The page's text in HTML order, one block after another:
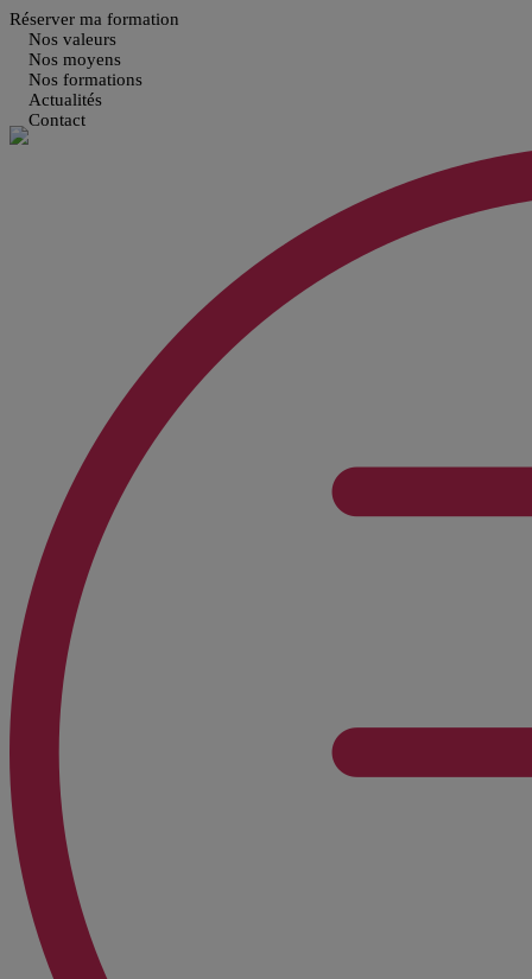
Réserver ma formation
Nos valeurs
Nos moyens
Nos formations
Actualités
Contact